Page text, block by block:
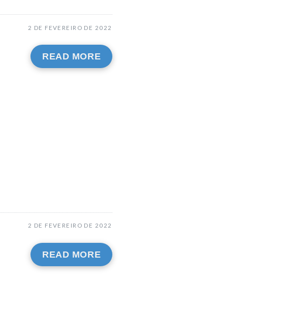
2 DE FEVEREIRO DE 2022
READ MORE
2 DE FEVEREIRO DE 2022
READ MORE